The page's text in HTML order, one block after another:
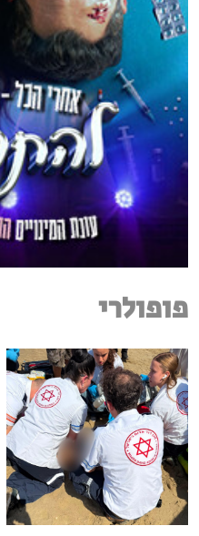
פופולרי